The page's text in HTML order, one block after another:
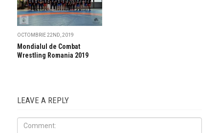
OCTOMBRIE 22ND, 2019
Mondialul de Combat
Wrestling Romania 2019
LEAVE A REPLY